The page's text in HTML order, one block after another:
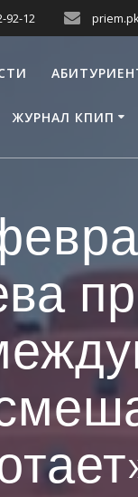
92-12
ЖУРНАЛ КПИП